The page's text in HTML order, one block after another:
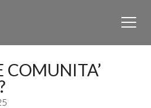
COMUNITA’